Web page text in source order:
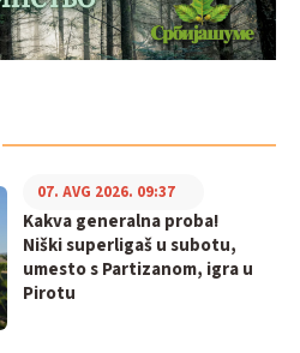
Kakva generalna proba!
Niški superligaš u subotu,
umesto s Partizanom, igra u
Pirotu
07. AVG 2026. 09:37